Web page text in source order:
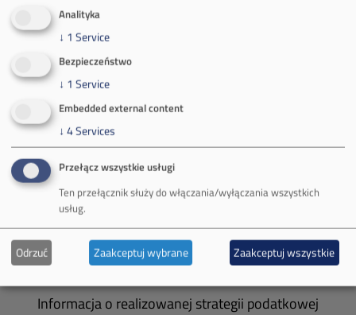
Zakład Górniczy Janina
Zakład Górniczy Sobieski
Galeria zdjęć
Informacja o realizowanej strategii podatkowej
Analityka
↓ 1 Service
Bezpieczeństwo
↓ 1 Service
Embedded external content
↓ 4Services
Przełącz wszystkie usługi
Ten przełącznik służy do włączania/wyłączania wszystkich
usług.
Odrzuć Zaakceptuj wybrane Zaakceptuj wszystkie